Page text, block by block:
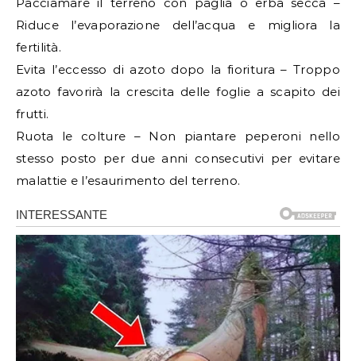
Riduce l’evaporazione dell’acqua e migliora la
fertilità.
Evita l’eccesso di azoto dopo la fioritura – Troppo
azoto favorirà la crescita delle foglie a scapito dei
frutti.
Ruota le colture – Non piantare peperoni nello
stesso posto per due anni consecutivi per evitare
malattie e l’esaurimento del terreno.